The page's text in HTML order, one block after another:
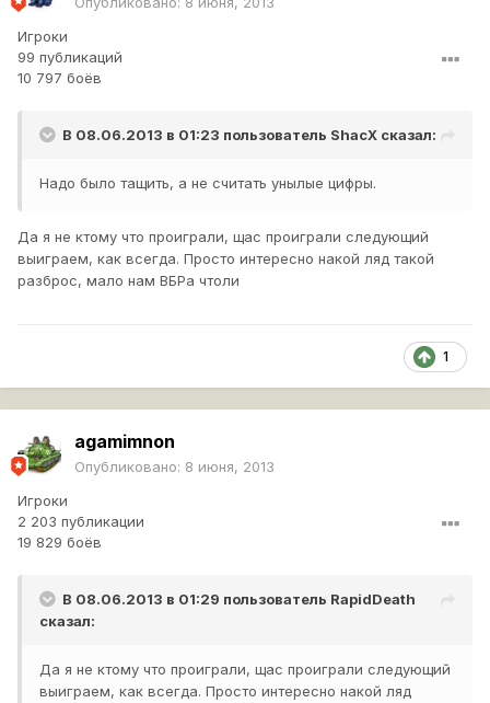
Игроки
99 публикаций
10 797 боёв
В 08.06.2013 в 01:23 пользователь ShacX сказал:
Надо было тащить, а не считать унылые цифры.
Да я не ктому что проиграли, щас проиграли следующий
выиграем, как всегда. Просто интересно накой ляд такой
разброс, мало нам ВБРа чтоли
1
agamimnon
Опубликовано: 8 июня, 2013
Игроки
2 203 публикации
19 829 боёв
В 08.06.2013 в 01:29 пользователь RapidDeath
сказал:
Да я не ктому что проиграли, щас проиграли следующий
выиграем, как всегда. Просто интересно накой ляд